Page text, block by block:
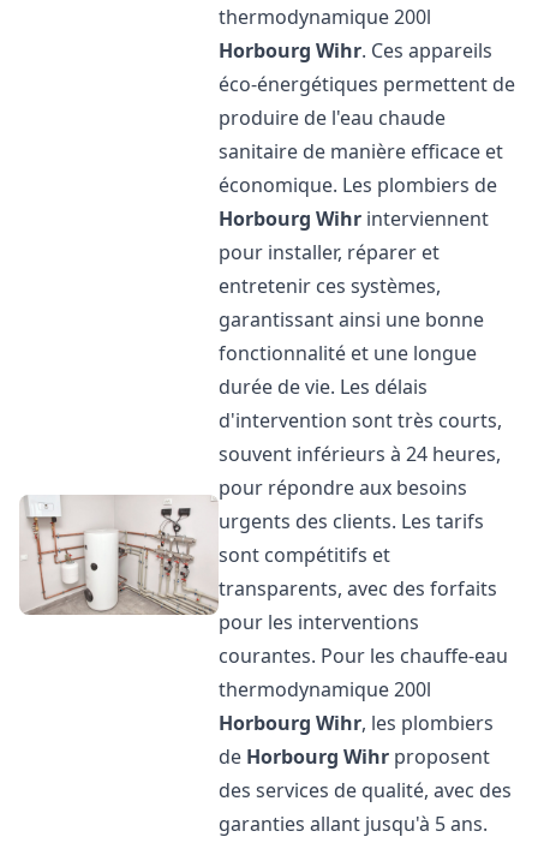
thermodynamique 200l
Horbourg Wihr. Ces appareils
éco-énergétiques permettent de
produire de l'eau chaude
sanitaire de manière efficace et
économique. Les plombiers de
Horbourg Wihr interviennent
pour installer, réparer et
entretenir ces systèmes,
garantissant ainsi une bonne
fonctionnalité et une longue
durée de vie. Les délais
d'intervention sont très courts,
souvent inférieurs à 24 heures,
pour répondre aux besoins
urgents des clients. Les tarifs
sont compétitifs et
transparents, avec des forfaits
pour les interventions
courantes. Pour les chauffe-eau
thermodynamique 200l
Horbourg Wihr, les plombiers
de Horbourg Wihr proposent
des services de qualité, avec des
garanties allant jusqu'à 5 ans.